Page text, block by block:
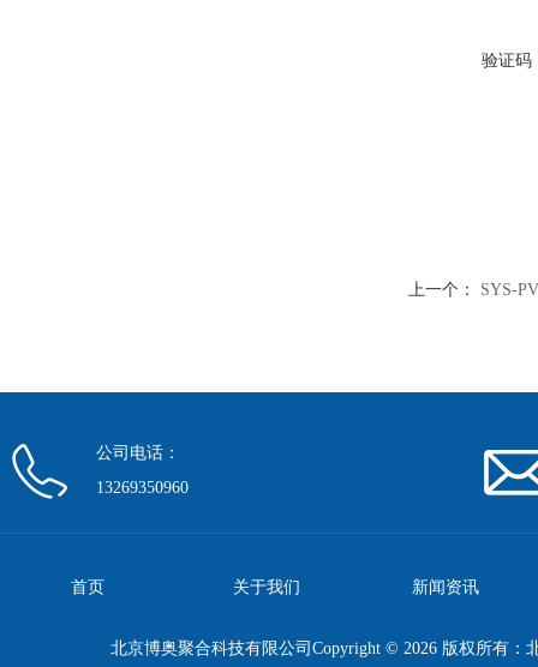
验证码
上一个： SYS-
公司电话：
13269350960
首页 关于我们 新闻资讯
北京博奥聚合科技有限公司Copyright © 2026 版权所有